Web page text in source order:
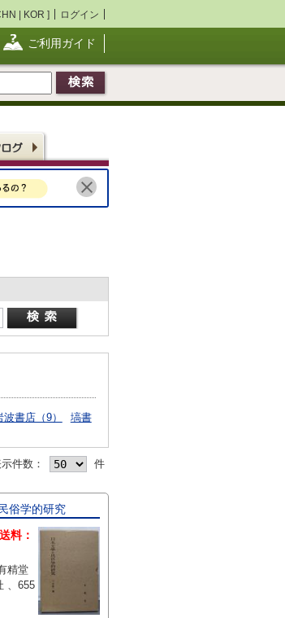
| KOR ] ログイン
ご利用ガイド
波書店（9）
塙書
件数： 件
俗学的研究
送料：
出版株式会社 、655